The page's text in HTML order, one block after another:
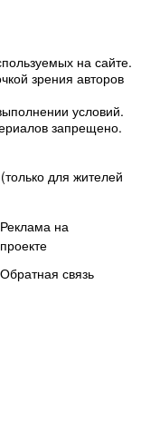
на сайте.
зрения авторов
условий.
запрещено.
(только для жителей
Реклама на
проекте
Обратная связь